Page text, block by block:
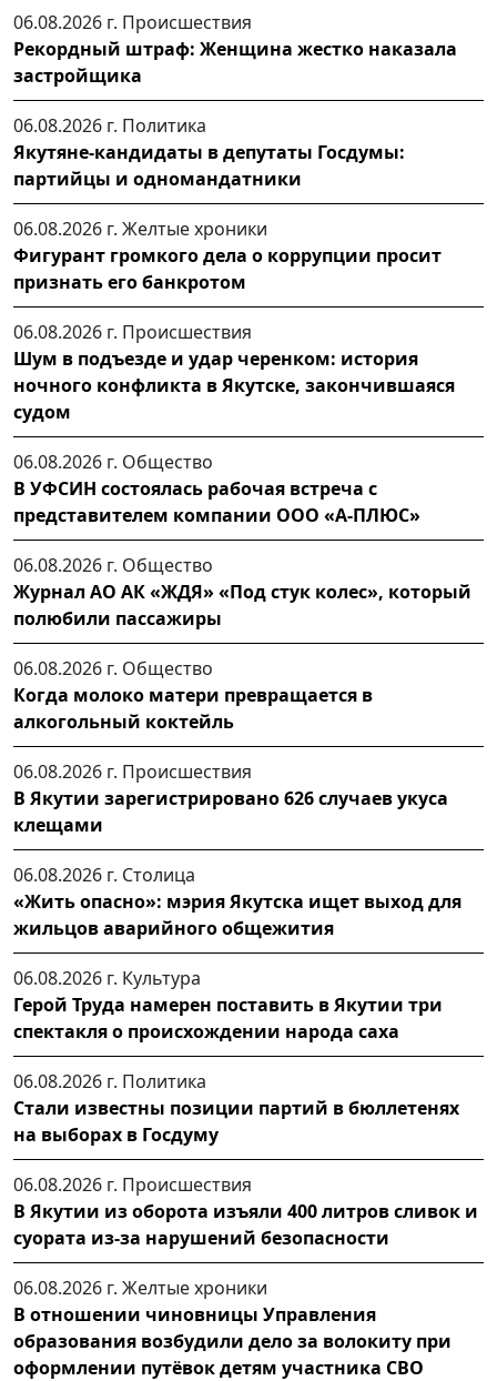
06.08.2026 г. Происшествия
Рекордный штраф: Женщина жестко наказала
застройщика
06.08.2026 г. Политика
Якутяне-кандидаты в депутаты Госдумы:
партийцы и одномандатники
06.08.2026 г. Желтые хроники
Фигурант громкого дела о коррупции просит
признать его банкротом
06.08.2026 г. Происшествия
Шум в подъезде и удар черенком: история
ночного конфликта в Якутске, закончившаяся
судом
06.08.2026 г. Общество
В УФСИН состоялась рабочая встреча с
представителем компании ООО «А-ПЛЮС»
06.08.2026 г. Общество
Журнал АО АК «ЖДЯ» «Под стук колес», который
полюбили пассажиры
06.08.2026 г. Общество
Когда молоко матери превращается в
алкогольный коктейль
06.08.2026 г. Происшествия
В Якутии зарегистрировано 626 случаев укуса
клещами
06.08.2026 г. Столица
«Жить опасно»: мэрия Якутска ищет выход для
жильцов аварийного общежития
06.08.2026 г. Культура
Герой Труда намерен поставить в Якутии три
спектакля о происхождении народа саха
06.08.2026 г. Политика
Стали известны позиции партий в бюллетенях
на выборах в Госдуму
06.08.2026 г. Происшествия
В Якутии из оборота изъяли 400 литров сливок и
суората из-за нарушений безопасности
06.08.2026 г. Желтые хроники
В отношении чиновницы Управления
образования возбудили дело за волокиту при
оформлении путёвок детям участника СВО